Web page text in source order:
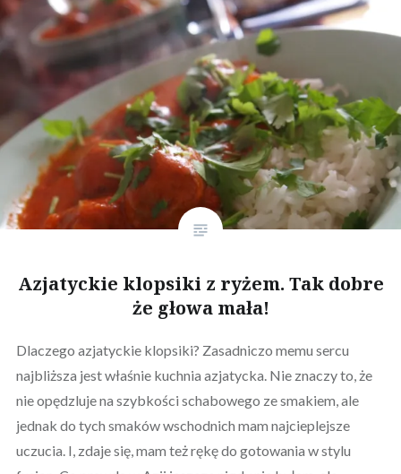
Azjatyckie klopsiki z ryżem. Tak dobre
że głowa mała!
Dlaczego azjatyckie klopsiki? Zasadniczo memu sercu
najbliższa jest właśnie kuchnia azjatycka. Nie znaczy to, że
nie opędzluje na szybkości schabowego ze smakiem, ale
jednak do tych smaków wschodnich mam najcieplejsze
uczucia. I, zdaje się, mam też rękę do gotowania w stylu